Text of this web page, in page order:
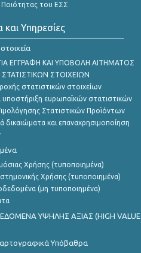
του ΕΣΣ
και Υπηρεσίες
ΕΓΓΡΑΦΗ ΚΑΙ ΥΠΟΒΟΛΗ ΑΙΤΗΜΑΤΟΣ
ΣΤΟΙΧΕΙΩΝ
στατιστικών στοιχείων
υποστήριξη ευρωπαϊκών στατιστικών
Στατιστικών Προϊόντων
δικαιώματα και επαναχρησιμοποίηση
Χρήσης (τυποποιημένα)
Χρήσης (τυποποιημένα)
(μη τυποποιημένα)
ΥΨΗΛΗΣ ΑΞΙΑΣ (HIGH VALUE
Υπόβαθρα